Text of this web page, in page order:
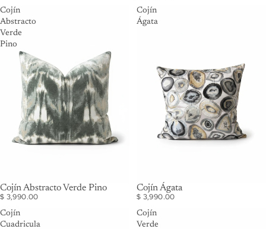
Cojín
Abstracto
Verde
Pino
Cojín Abstracto Verde Pino
$ 3,990.00
Cojín
Ágata
Cojín Ágata
$ 3,990.00
Cojín
Cuadricula
Cojín
Verde